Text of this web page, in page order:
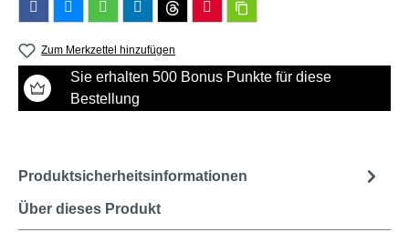
Zum Merkzettel hinzufügen
Sie erhalten 500 Bonus Punkte für diese
Bestellung
Über dieses Produkt
Produktsicherheitsinformationen